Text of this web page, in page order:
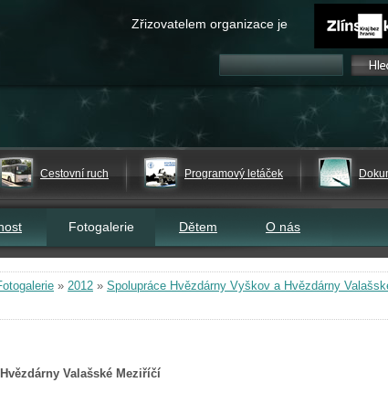
Zřizovatelem organizace je
Cestovní ruch Programový letáček
Fotogalerie Dětem O nás
» 2012 » Spolupráce Hvězdárny Vyškov a Hvězdárny
Valašské Meziříčí